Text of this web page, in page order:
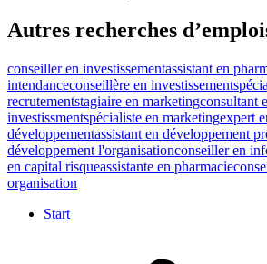
Autres recherches
conseiller en investissementassistant en
intendanceconseillère en investissement
recrutementstagiaire en marketingconsultant
investissmentspécialiste en marketingexpert
développementassistant en développement
développement l'organisationconseiller en
en capital risqueassistante en pharmacie
organisation
Start